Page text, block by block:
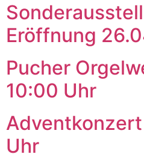
Eröffnung
Pucher
10:00 Uhr
Adventkonzert
Uhr